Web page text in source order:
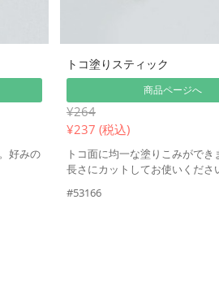
好みの
トコ塗りスティック
商品ページへ
¥264
¥237 (税込)
トコ面に均一な塗りこみができ
長さにカットしてお使いくださ
#53166